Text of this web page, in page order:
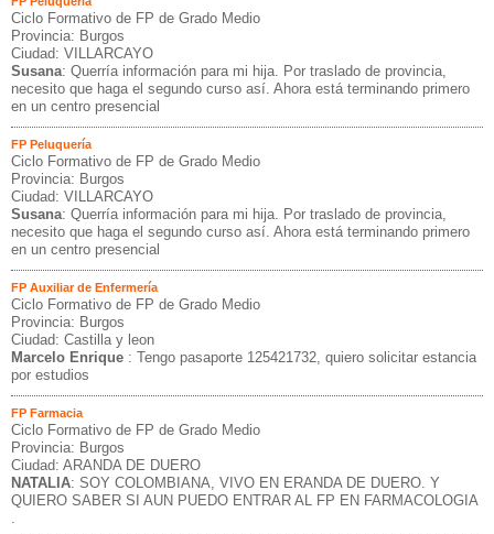
Ciclo Formativo de FP de Grado Medio
Provincia: Burgos
Ciudad: VILLARCAYO
Susana: Querría información para mi hija. Por traslado de provincia,
necesito que haga el segundo curso así. Ahora está terminando primero
en un centro presencial
FP Peluquería
Ciclo Formativo de FP de Grado Medio
Provincia: Burgos
Ciudad: VILLARCAYO
Susana: Querría información para mi hija. Por traslado de provincia,
necesito que haga el segundo curso así. Ahora está terminando primero
en un centro presencial
FP Auxiliar de Enfermería
Ciclo Formativo de FP de Grado Medio
Provincia: Burgos
Ciudad: Castilla y leon
Marcelo Enrique : Tengo pasaporte 125421732, quiero solicitar estancia
por estudios
FP Farmacia
Ciclo Formativo de FP de Grado Medio
Provincia: Burgos
Ciudad: ARANDA DE DUERO
NATALIA: SOY COLOMBIANA, VIVO EN ERANDA DE DUERO. Y
QUIERO SABER SI AUN PUEDO ENTRAR AL FP EN FARMACOLOGIA
.